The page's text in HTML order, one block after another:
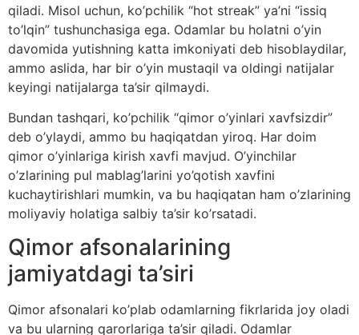
qiladi. Misol uchun, ko’pchilik “hot streak” ya’ni “issiq
to’lqin” tushunchasiga ega. Odamlar bu holatni o’yin
davomida yutishning katta imkoniyati deb hisoblaydilar,
ammo aslida, har bir o’yin mustaqil va oldingi natijalar
keyingi natijalarga ta’sir qilmaydi.
Bundan tashqari, ko’pchilik “qimor o’yinlari xavfsizdir”
deb o’ylaydi, ammo bu haqiqatdan yiroq. Har doim
qimor o’yinlariga kirish xavfi mavjud. O’yinchilar
o’zlarining pul mablag’larini yo’qotish xavfini
kuchaytirishlari mumkin, va bu haqiqatan ham o’zlarining
moliyaviy holatiga salbiy ta’sir ko’rsatadi.
Qimor afsonalarining
jamiyatdagi ta’siri
Qimor afsonalari ko’plab odamlarning fikrlarida joy oladi
va bu ularning qarorlariga ta’sir qiladi. Odamlar